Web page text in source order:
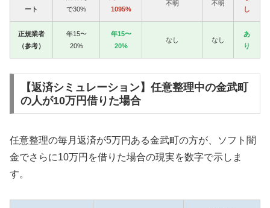
ート
で30%
1095%
不明 不明
し
正規業者
（参考）
年15〜
20%
年15〜
20%
なし なし
あ
り
【返済シミュレーション】任意整理中の金武町
の人が10万円借りた場合
任意整理の毎月返済が5万円ある金武町の方が、ソフト闇
金でさらに10万円を借りた場合の現実を数字で示しま
す。